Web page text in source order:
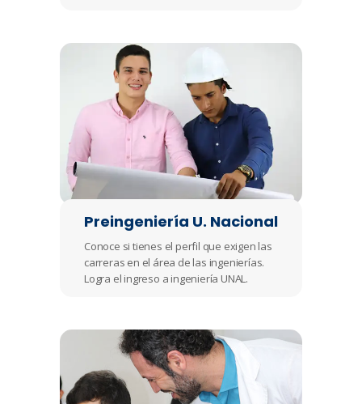
Preingeniería U. Nacional
Conoce si tienes el perfil que exigen las
carreras en el área de las ingenierías.
Logra el ingreso a ingeniería UNAL.